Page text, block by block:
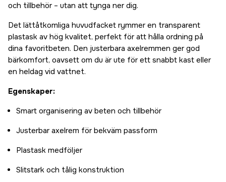
och tillbehör – utan att tynga ner dig.
Det lättåtkomliga huvudfacket rymmer en transparent
plastask av hög kvalitet, perfekt för att hålla ordning på
dina favoritbeten. Den justerbara axelremmen ger god
bärkomfort, oavsett om du är ute för ett snabbt kast eller
en heldag vid vattnet.
Egenskaper:
Smart organisering av beten och tillbehör
Justerbar axelrem för bekväm passform
Plastask medföljer
Slitstark och tålig konstruktion